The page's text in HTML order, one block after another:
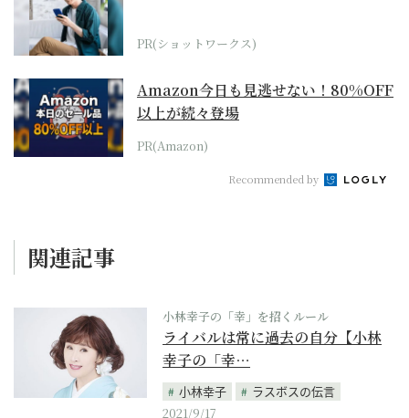
PR(ショットワークス)
Amazon今日も見逃せない！80%OFF
以上が続々登場
PR(Amazon)
Recommended by
関連記事
小林幸子の「幸」を招くルール
ライバルは常に過去の自分【小林
幸子の「幸…
小林幸子
ラスボスの伝言
2021/9/17